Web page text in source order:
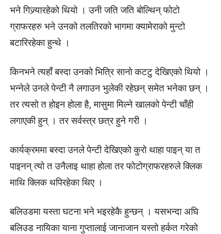
भने गिज्र्यारहेको थियो । उनी जति जति बोल्थिन् फोटो
ग्राफरहरु भने उनको तलतिरको भागमा क्यामेराको मुन्टो
बटारिरहेका हुन्थे ।
किनभने त्यहाँ बस्दा उनको भित्रि सानो कटटु देखिएको थियो ।
भन्नेले उनले पेन्टी नै लगाउन भुलेकी रहेछन् समेत भनेका छन् ।
तर त्यसो त होइन होला है, मासुमा मिल्ने खालको पेन्टी चाँही
लगाएकी हुन् । तर सर्वस्त्र छत्र हुने गरी ।
कार्यक्रममा बस्दा उनले पेन्टी देखिएको कुरो थाहा पाइन् या त
पाइनन् त्यो त उनैलाइ थाहा होला तर फोटोग्राफरहरुले क्लिक
माथि क्लिक थपिरहेका थिए ।
बलिउडमा यस्ता घटना भने भइरहेकै हुन्छन् । यसभन्दा अघि
बलिउड नायिका याना गुप्तालाई जानाजान यस्तो हर्कत गरेको